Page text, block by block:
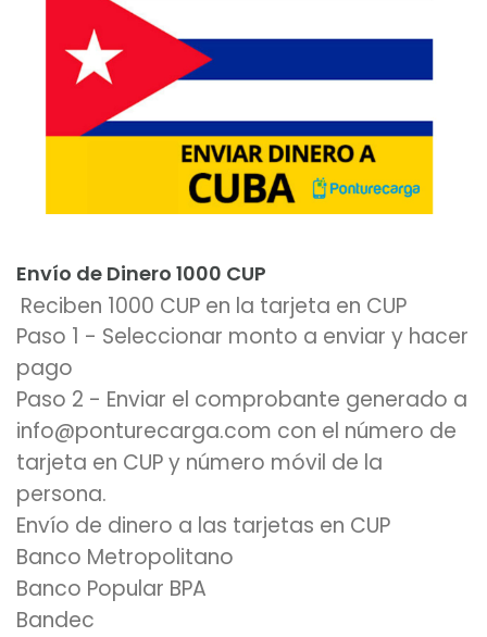
Envío de Dinero 1000 CUP
Reciben 1000 CUP en la tarjeta en CUP
Paso 1 - Seleccionar monto a enviar y hacer
pago
Paso 2 - Enviar el comprobante generado a
info@ponturecarga.com con el número de
tarjeta en CUP y número móvil de la
persona.
Envío de dinero a las tarjetas en CUP
Banco Metropolitano
Banco Popular BPA
Bandec